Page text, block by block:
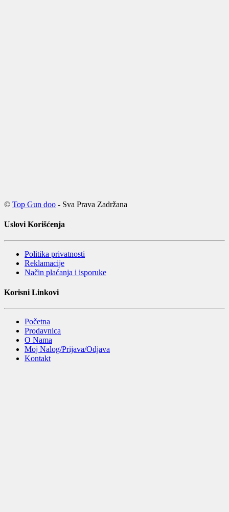
© Top Gun doo - Sva Prava Zadržana
Uslovi Korišćenja
Politika privatnosti
Reklamacije
Način plaćanja i isporuke
Korisni Linkovi
Početna
Prodavnica
O Nama
Moj Nalog/Prijava/Odjava
Kontakt